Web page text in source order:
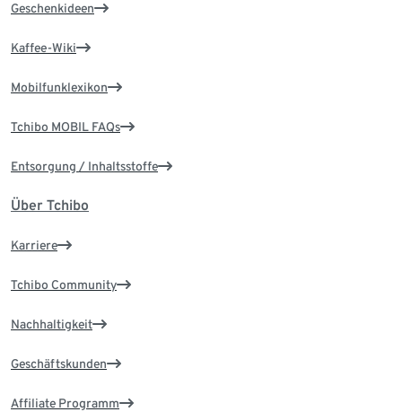
Geschenkideen
Kaffee-Wiki
Mobilfunklexikon
Tchibo MOBIL FAQs
Entsorgung / Inhaltsstoffe
Über Tchibo
Karriere
Tchibo Community
Nachhaltigkeit
Geschäftskunden
Affiliate Programm